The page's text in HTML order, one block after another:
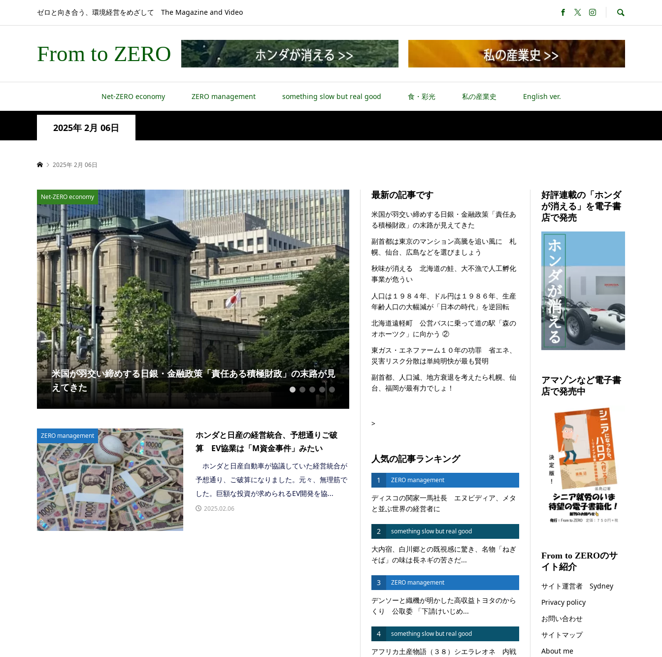
ゼロと向き合う、環境経営をめざして The Magazine and Video
From to ZERO
Net-ZERO economy ZERO management something slow but real good 食・彩光 私の産業史 English ver.
2025年 2月 06日
2025年 2月 06日
Net-ZERO economy
米国が羽交い締めする日銀・金融政策「責任ある積極財政」の末路が見
えてきた
Net-ZERO economy
副首都は東京のマンション高騰を追い風に 札幌、仙台、広島などを選
びま...
1 2 3 4 5
ZERO management
ホンダと日産の経営統合、予想通りご破
算 EV協業は「M資金事件」みたい
ホンダと日産自動車が協議していた経営統合が
予想通り、ご破算になりました。元々、無理筋で
した。巨額な投資が求められるEV開発を協...
2025.02.06
最新の記事です
米国が羽交い締めする日銀・金融政策「責任あ
る積極財政」の末路が見えてきた
副首都は東京のマンション高騰を追い風に 札
幌、仙台、広島などを選びましょう
秋味が消える 北海道の鮭、大不漁で人工孵化
事業が危うい
人口は１９８４年、ドル円は１９８６年、生産
年齢人口の大幅減が「日本の時代」を逆回転
北海道遠軽町 公営バスに乗って道の駅「森の
オホーツク」に向かう ②
東ガス・エネファーム１０年の功罪 省エネ、
災害リスク分散は単純明快が最も賢明
副首都、人口減、地方衰退を考えたら札幌、仙
台、福岡が最有力でしょ！
>
人気の記事ランキング
1 ZERO management
ディスコの関家一馬社長 エヌビディア、メタ
と並ぶ世界の経営者に
2 something slow but real good
大内宿、白川郷との既視感に驚き、名物「ねぎ
そば」の味は長ネギの苦さだ...
3 ZERO management
デンソーと織機が明かした高収益トヨタのから
くり 公取委 「下請けいじめ...
4 something slow but real good
アフリカ土産物語（３８）シエラレオネ 内戦
好評連載の「ホンダ
が消える」を電子書
店で発売
アマゾンなど電子書
店で発売中
From to ZEROのサ
イト紹介
サイト運営者 Sydney
Privacy policy
お問い合わせ
サイトマップ
About me